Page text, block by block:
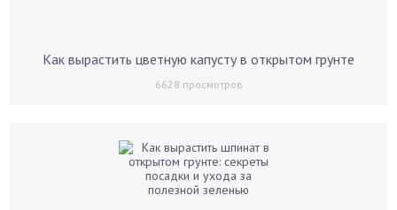
Как вырастить цветную капусту в открытом грунте
6628 просмотров